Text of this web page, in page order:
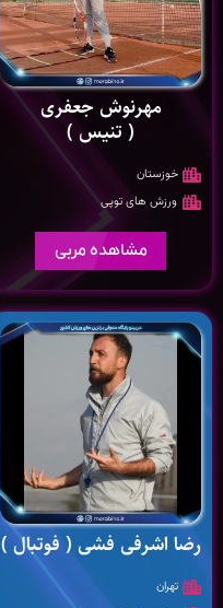
مهرنوش جعفری
( تنیس )
خوزستان
ورزش های توپی
مشاهده مربی
رضا اشرفی فشی ( فوتبال )
تهران